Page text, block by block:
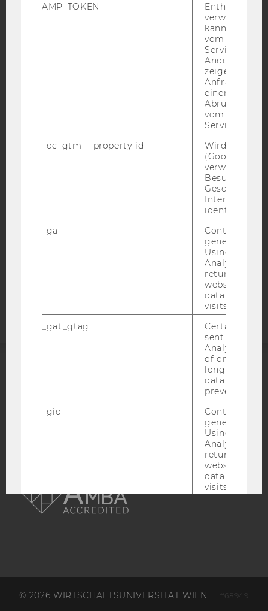
Blog
Bluesky
IMPRESSUM
BARRIEREFREIHEITSERKLÄRUNG WEBSEITE
DATENSCHUTZERKLÄRUNG SOCIAL MEDIA
DATENSCHUTZERKLÄRUNG
STUDIENBEWERBER*INNEN UND STUDIERENDE
Barrierefreiheitserklärung
EQUIS AACSB
© 2026 WIRTSCHAFTSUNIVERSITÄT WIEN #68949
AMP_TOKEN
Enthält ein
verwendet
kann, um
vom AMP-
Service
Andere
zeigen Opt-
Anfrage im
einen Fehler
Abrufen
vom AMP
Service an.
_dc_gtm_--property-id--
Wird von
(Google Tag
verwendet,
Besucher
Geschlecht
Interessen zu
identifizieren.
_ga
Contains a
generated
Using this
Analytics can
returning
website and
data from
visits.
_gat_gtag
Certain data
sent to
Analytics a
of once per
long as it is
data
prevented.
_gid
Contains a
generated
Using this
Analytics can
returning
website and
data from
visits.
_gac_gb
cookie.